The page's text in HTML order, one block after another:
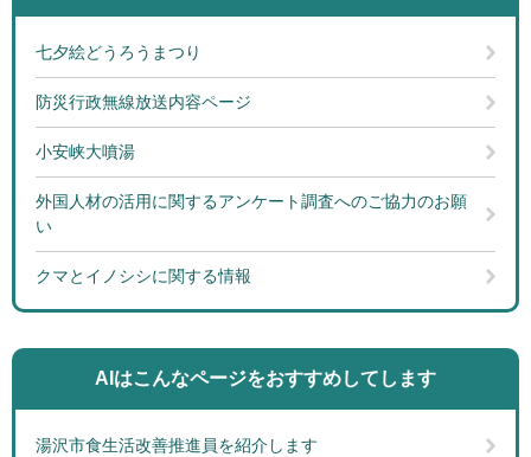
七夕絵どうろうまつり
防災行政無線放送内容ページ
小安峡大噴湯
外国人材の活用に関するアンケート調査へのご協力のお願
い
クマとイノシシに関する情報
AIはこんなページをおすすめしてします
湯沢市食生活改善推進員を紹介します